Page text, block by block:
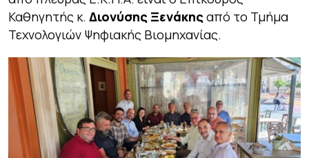
Καθηγητής κ. Διονύσης Ξενάκης από το Τμήμα
Τεχνολογιών Ψηφιακής Βιομηχανίας.